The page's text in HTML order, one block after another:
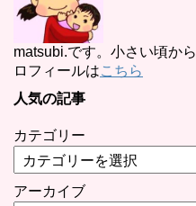
matsubi.です。小さい頃か
ロフィールはこちら
人気の記事
カテゴリー
アーカイブ